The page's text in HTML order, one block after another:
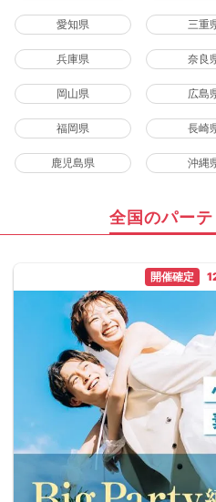
愛知県 三重
兵庫県 奈良
岡山県 広島
福岡県 長崎
鹿児島県 沖縄
全国のパー
開催確定